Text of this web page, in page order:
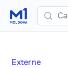
Caută
Externe